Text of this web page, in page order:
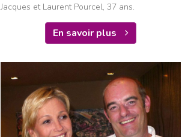
Jacques et Laurent Pourcel, 37 ans.
En savoir plus